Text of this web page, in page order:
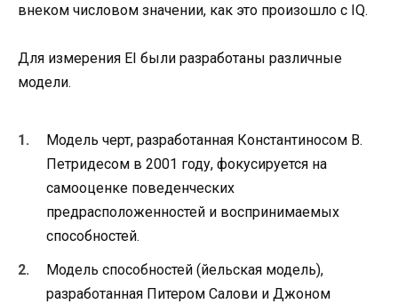
внеком числовом значении, как это произошло с IQ.
Для измерения EI были разработаны различные
модели.
Модель черт, разработанная Константиносом В.
Петридесом в 2001 году, фокусируется на
самооценке поведенческих
предрасположенностей и воспринимаемых
способностей.
Модель способностей (йельская модель),
разработанная Питером Салови и Джоном